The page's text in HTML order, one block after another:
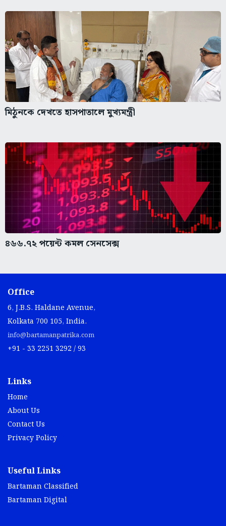
মিঠুনকে দেখতে হাসপাতালে মুখ্যমন্ত্রী
৪৬৬.৭২ পয়েন্ট কমল সেনসেক্স
Office
6, J.B.S. Haldane Avenue,
Kolkata 700 105, India.
info@bartamanpatrika.com
+91 - 33 2251 3292 / 93
Links
Home
About Us
Contact Us
Privacy Policy
Useful Links
Bartaman Classified
Bartaman Digital